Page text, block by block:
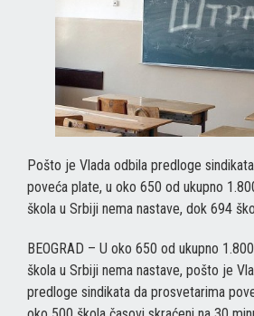
Pošto je Vlada odbila predloge
poveća plate, u oko 650 od ukupno
škola u Srbiji nema nastave, dok 694
BEOGRAD – U oko 650 od ukupno
škola u Srbiji nema nastave, pošto je
predloge sindikata da prosvetarima